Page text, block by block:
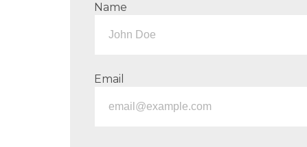
Name
Email